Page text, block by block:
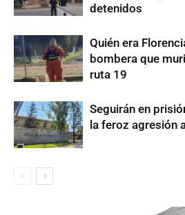
detenidos
Quién era
bombera que
ruta 19
Seguirán en
la feroz agresión